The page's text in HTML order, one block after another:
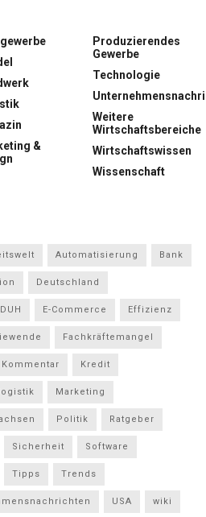
&
Produzierendes
Gewerbe
Technologie
Weitere
Wirtschaftsbereiche
Wirtschaftswissen
Wissenschaft
Automatisierung Bank
Deutschland
DUH E-Commerce Effizienz
Fachkräftemangel
Kommentar Kredit
Marketing
Politik Ratgeber
Sicherheit Software
Tipps Trends
USA wiki